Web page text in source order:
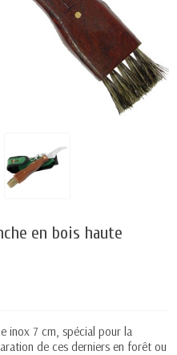
en bois haute
inox 7 cm, spécial pour la
de ces derniers en forêt ou